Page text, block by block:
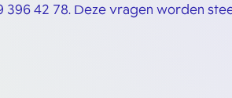
42 78. Deze vragen worden